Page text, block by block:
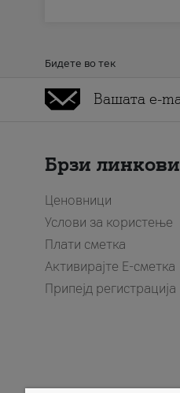
Бидете во тек
Брзи линкови
Ценовници
Услови за користење
Плати сметка
Активирајте Е-сметка
Припејд регистрација